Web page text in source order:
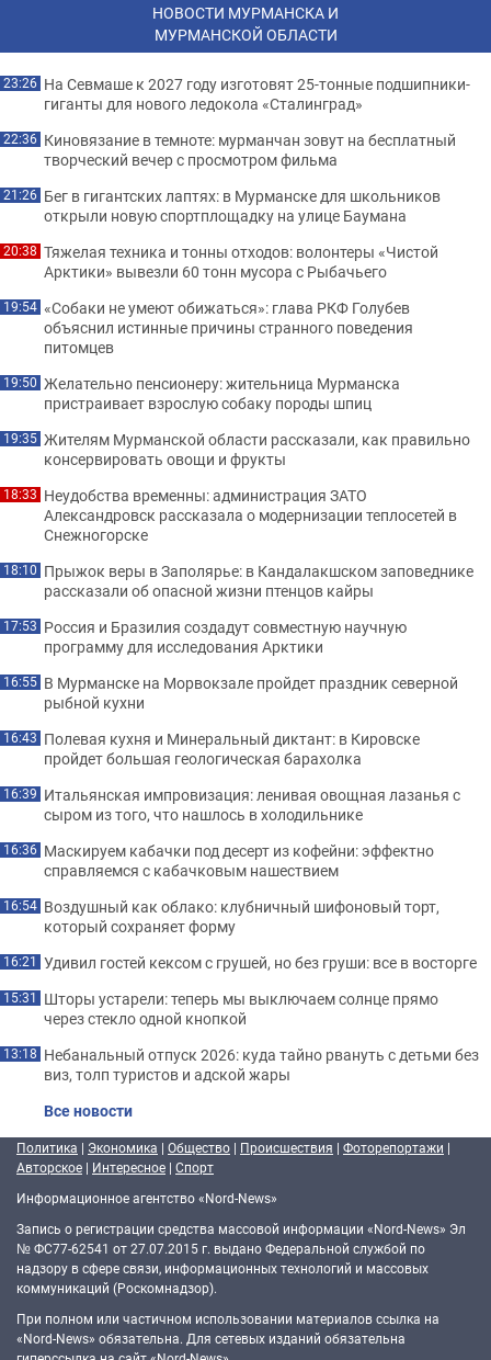
НОВОСТИ МУРМАНСКА И
МУРМАНСКОЙ ОБЛАСТИ
23:26 На Севмаше к 2027 году изготовят 25-тонные подшипники-
гиганты для нового ледокола «Сталинград»
22:36 Киновязание в темноте: мурманчан зовут на бесплатный
творческий вечер с просмотром фильма
21:26 Бег в гигантских лаптях: в Мурманске для школьников
открыли новую спортплощадку на улице Баумана
20:38 Тяжелая техника и тонны отходов: волонтеры «Чистой
Арктики» вывезли 60 тонн мусора с Рыбачьего
19:54 «Собаки не умеют обижаться»: глава РКФ Голубев
объяснил истинные причины странного поведения
питомцев
19:50 Желательно пенсионеру: жительница Мурманска
пристраивает взрослую собаку породы шпиц
19:35 Жителям Мурманской области рассказали, как правильно
консервировать овощи и фрукты
18:33 Неудобства временны: администрация ЗАТО
Александровск рассказала о модернизации теплосетей в
Снежногорске
18:10 Прыжок веры в Заполярье: в Кандалакшском заповеднике
рассказали об опасной жизни птенцов кайры
17:53 Россия и Бразилия создадут совместную научную
программу для исследования Арктики
16:55 В Мурманске на Морвокзале пройдет праздник северной
рыбной кухни
16:43 Полевая кухня и Минеральный диктант: в Кировске
пройдет большая геологическая барахолка
16:39 Итальянская импровизация: ленивая овощная лазанья с
сыром из того, что нашлось в холодильнике
16:36 Маскируем кабачки под десерт из кофейни: эффектно
справляемся с кабачковым нашествием
16:54 Воздушный как облако: клубничный шифоновый торт,
который сохраняет форму
16:21 Удивил гостей кексом с грушей, но без груши: все в восторге
15:31 Шторы устарели: теперь мы выключаем солнце прямо
через стекло одной кнопкой
13:18 Небанальный отпуск 2026: куда тайно рвануть с детьми без
виз, толп туристов и адской жары
Все новости
Политика | Экономика | Общество | Происшествия | Фоторепортажи |
Авторское | Интересное | Спорт
Информационное агентство «Nord-News»
Запись о регистрации средства массовой информации «Nord-News» Эл
№ ФС77-62541 от 27.07.2015 г. выдано Федеральной службой по
надзору в сфере связи, информационных технологий и массовых
коммуникаций (Роскомнадзор).
При полном или частичном использовании материалов ссылка на
«Nord-News» обязательна. Для сетевых изданий обязательна